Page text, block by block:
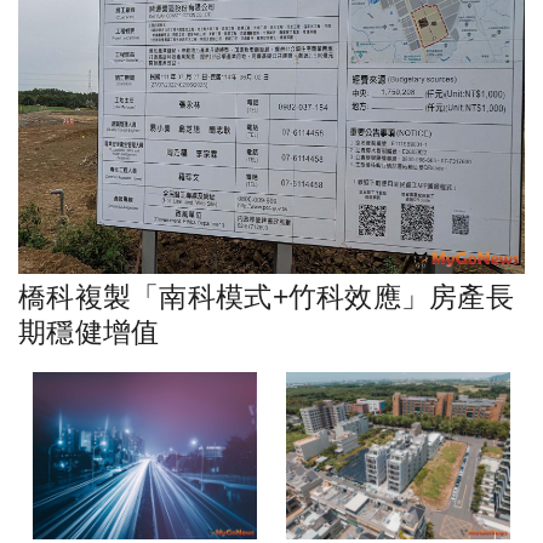
橋科複製「南科模式+竹科效應」房產長
期穩健增值